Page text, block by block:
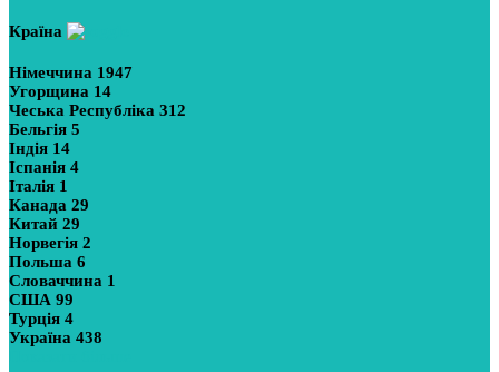
Країна
Німеччина 1947
Угорщина 14
Чеська Республіка 312
Бельгія 5
Індія 14
Іспанія 4
Італія 1
Канада 29
Китай 29
Норвегія 2
Польша 6
Словаччина 1
США 99
Турція 4
Україна 438